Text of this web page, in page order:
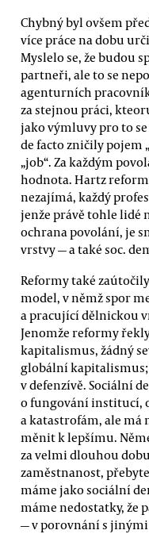
Chybný byl ovšem
více práce na dobu
Myslelo se, že budou
partneři, ale to se
agenturních
za stejnou práci,
jako výmluvy pro to
de facto zničily pojem
„job“. Za každým
hodnota. Hartz
nezajímá, každý
jenže právě tohle lidé
ochrana povolání, je
vrstvy — a také soc.
Reformy také
model, v němž spor
a pracující dělnickou
Jenomže reformy
kapitalismus, žádný
globální kapitalismus;
v defenzívě. Sociální
o fungování institucí,
a katastrofám, ale má
měnit k lepšímu.
za velmi dlouhou
zaměstnanost,
máme jako sociální
máme nedostatky, že
— v porovnání s